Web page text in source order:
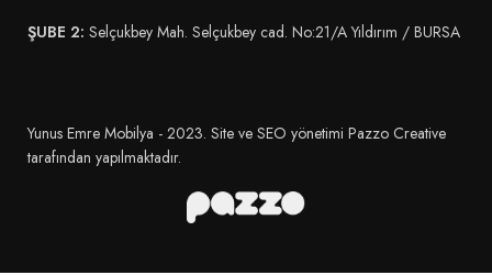
ŞUBE 2: Selçukbey Mah. Selçukbey cad. No:21/A Yıldırım / BURSA
Yunus Emre Mobilya - 2023. Site ve SEO yönetimi Pazzo Creative
tarafından yapılmaktadır.